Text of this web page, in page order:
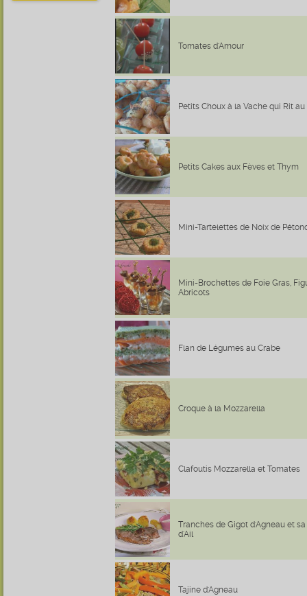
Tomates d'Amour
Petits Choux à la Vache qui Rit au
Petits Cakes aux Fèves et Thym
Mini-Tartelettes de Noix de
Mini-Brochettes de Foie Gras,
Abricots
Flan de Légumes au Crabe
Croque à la Mozzarella
Clafoutis Mozzarella et Tomates
Tranches de Gigot d'Agneau et
d'Ail
Tajine d'Agneau